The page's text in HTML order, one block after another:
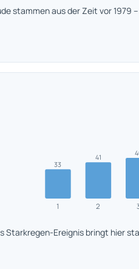
stammen aus der Zeit vor
1
33
2
41
Starkregen-Ereignis bringt hier